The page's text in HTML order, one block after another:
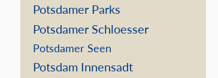
Potsdamer Parks
Potsdamer Schloesser
Potsdamer Seen
Potsdam Innensadt